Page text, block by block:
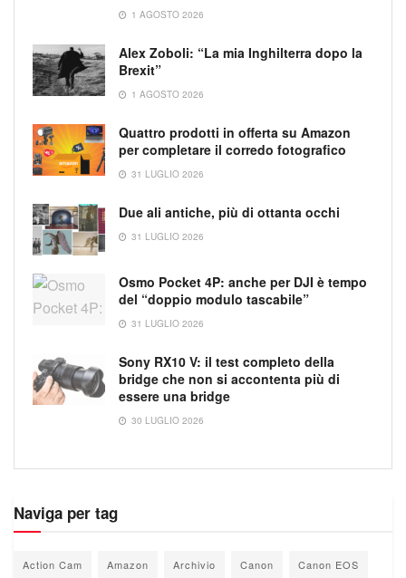
1 AGOSTO 2026
Alex Zoboli: “La mia Inghilterra dopo la
Brexit”
1 AGOSTO 2026
Quattro prodotti in offerta su Amazon
per completare il corredo fotografico
31 LUGLIO 2026
Due ali antiche, più di ottanta occhi
31 LUGLIO 2026
Osmo Pocket 4P: anche per DJI è tempo
del “doppio modulo tascabile”
31 LUGLIO 2026
Sony RX10 V: il test completo della
bridge che non si accontenta più di
essere una bridge
30 LUGLIO 2026
Naviga per tag
Action Cam Amazon Archivio Canon Canon EOS